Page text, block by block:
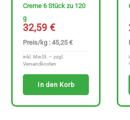
Creme 6 Stück zu 120
g
32,59€
Preis/kg : 45,25 €
inkl. MwSt. – zzgl.
Versandkosten
In den Korb